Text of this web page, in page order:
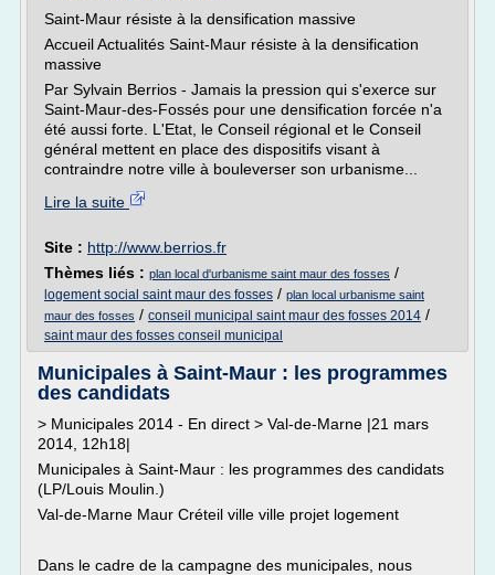
Saint-Maur résiste à la densification massive
Accueil Actualités Saint-Maur résiste à la densification
massive
Par Sylvain Berrios - Jamais la pression qui s'exerce sur
Saint-Maur-des-Fossés pour une densification forcée n'a
été aussi forte. L'Etat, le Conseil régional et le Conseil
général mettent en place des dispositifs visant à
contraindre notre ville à bouleverser son urbanisme...
Lire la suite
Site : http://www.berrios.fr
Thèmes liés : plan local d'urbanisme saint maur des fosses /
logement social saint maur des fosses / plan local urbanisme saint
maur des fosses / conseil municipal saint maur des fosses 2014 /
saint maur des fosses conseil municipal
Municipales à Saint-Maur : les programmes
des candidats
> Municipales 2014 - En direct > Val-de-Marne |21 mars
2014, 12h18|
Municipales à Saint-Maur : les programmes des candidats
(LP/Louis Moulin.)
Val-de-Marne Maur Créteil ville ville projet logement
Dans le cadre de la campagne des municipales, nous